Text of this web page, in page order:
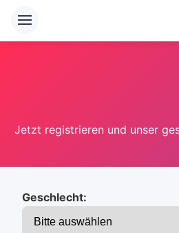
Jetzt registrieren und unser
Geschlecht: